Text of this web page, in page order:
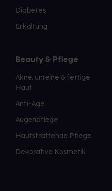
Diabetes
Erkältung
Beauty & Pflege
Akne, unreine & fettige
Haut
Anti-Age
Augenpflege
Hautstraffende Pflege
Dekorative Kosmetik